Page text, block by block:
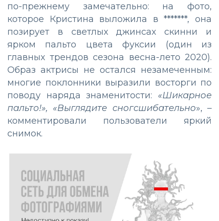
по-прежнему замечательно: на фото,
которое Кристина выложила в *******, она
позирует в светлых джинсах скинни и
ярком пальто цвета фуксии (один из
главных трендов сезона весна-лето 2020).
Образ актрисы не остался незамеченным:
многие поклонники выразили восторги по
поводу наряда знаменитости: «Шикарное
пальто!», «Выглядите сногсшибательно», –
комментировали пользователи яркий
снимок.